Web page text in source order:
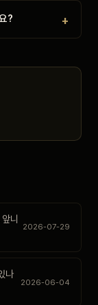
?
니
2026-07-29
나
2026-06-04